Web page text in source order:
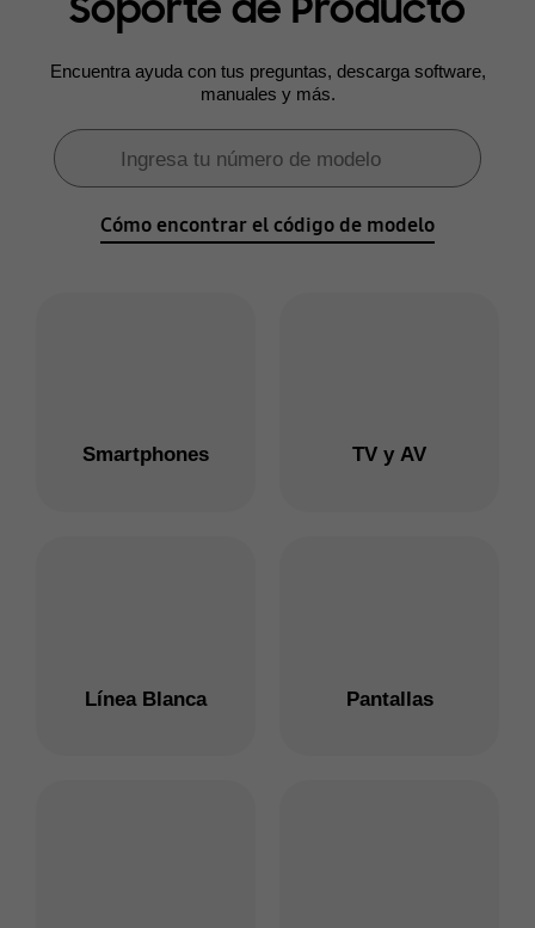
Encuentra ayuda con tus preguntas, descarga software,
manuales y más.
Ingresa tu número de modelo
Cómo encontrar el código de modelo
Smartphones TV y AV
Línea Blanca Pantallas